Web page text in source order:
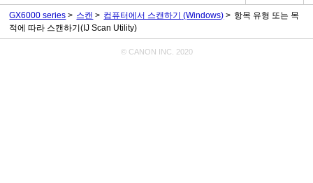
GX6000 series 스캔 컴퓨터에서 스캔하기 (Windows)
항목 유형 또는 목
적에 따라 스캔하기(IJ Scan Utility)
© CANON INC. 2020